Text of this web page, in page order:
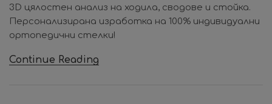
3D цялостен анализ на ходила, сводове и стойка.
Персонализирана изработка на 100% индивидуални
ортопедични стелки!
Continue Reading